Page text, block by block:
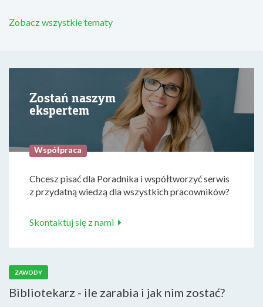
Zobacz wszystkie tematy
Zostań naszym
ekspertem
Współpraca
Chcesz pisać dla Poradnika i współtworzyć serwis
z przydatną wiedzą dla wszystkich pracowników?
Skontaktuj się z nami
ZAWODY
Bibliotekarz - ile zarabia i jak nim zostać?